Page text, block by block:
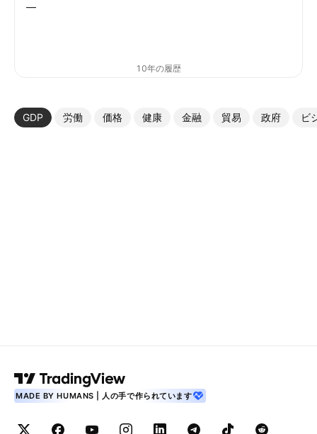
—
10年の履歴
GDP 労働 価格 健康 金融 貿易 政府 ビ
その他
MADE BY HUMANS | 人の手で作られています